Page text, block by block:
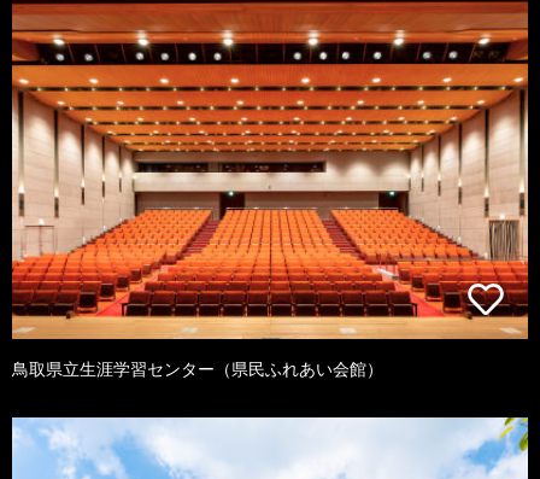
鳥取県立生涯学習センター（県民ふれあい会館）